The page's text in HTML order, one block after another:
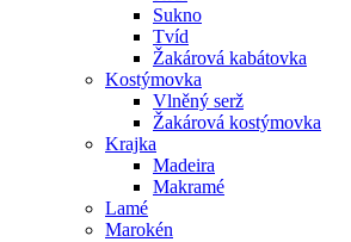
Sukno
Tvíd
Žakárová kabátovka
Kostýmovka
Vlněný serž
Žakárová kostýmovka
Krajka
Madeira
Makramé
Lamé
Marokén